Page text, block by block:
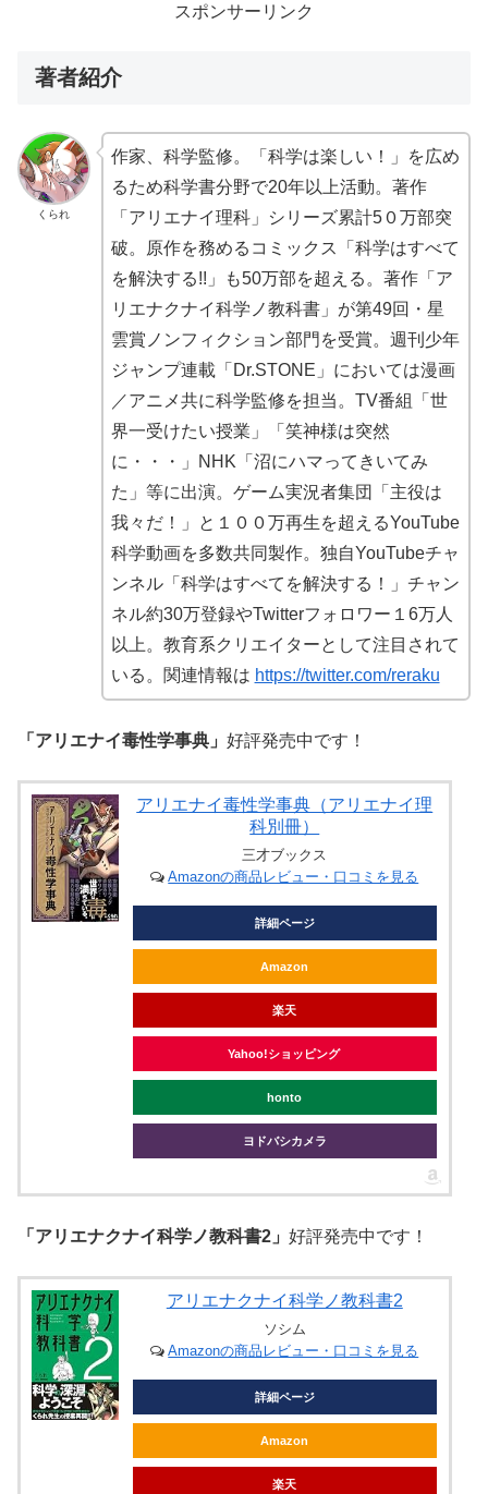
スポンサーリンク
著者紹介
くられ
作家、科学監修。「科学は楽しい！」を広め
るため科学書分野で20年以上活動。著作
「アリエナイ理科」シリーズ累計5０万部突
破。原作を務めるコミックス「科学はすべて
を解決する!!」も50万部を超える。著作「ア
リエナクナイ科学ノ教科書」が第49回・星
雲賞ノンフィクション部門を受賞。週刊少年
ジャンプ連載「Dr.STONE」においては漫画
／アニメ共に科学監修を担当。TV番組「世
界一受けたい授業」「笑神様は突然
に・・・」NHK「沼にハマってきいてみ
た」等に出演。ゲーム実況者集団「主役は
我々だ！」と１００万再生を超えるYouTube
科学動画を多数共同製作。独自YouTubeチャ
ンネル「科学はすべてを解決する！」チャン
ネル約30万登録やTwitterフォロワー１6万人
以上。教育系クリエイターとして注目されて
いる。関連情報は https://twitter.com/reraku
「アリエナイ毒性学事典」 好評発売中です！
アリエナイ毒性学事典（アリエナイ理
科別冊）
三才ブックス
Amazonの商品レビュー・口コミを見る
詳細ページ
Amazon
楽天
Yahoo!ショッピング
honto
ヨドバシカメラ
「アリエナクナイ科学ノ教科書2」 好評発売中です！
アリエナクナイ科学ノ教科書2
ソシム
Amazonの商品レビュー・口コミを見る
詳細ページ
Amazon
楽天